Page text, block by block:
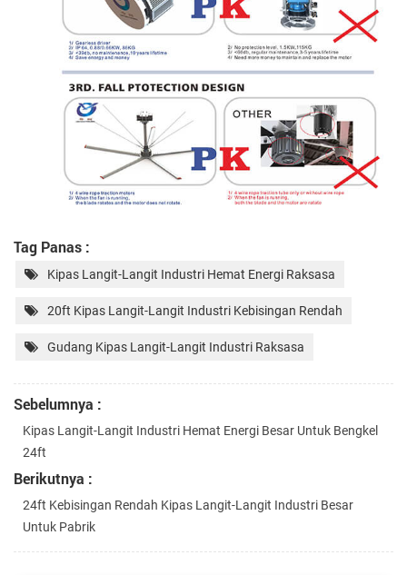
Tag Panas :
Kipas Langit-Langit Industri Hemat Energi Raksasa
20ft Kipas Langit-Langit Industri Kebisingan Rendah
Gudang Kipas Langit-Langit Industri Raksasa
Sebelumnya :
Kipas Langit-Langit Industri Hemat Energi Besar Untuk Bengkel
24ft
Berikutnya :
24ft Kebisingan Rendah Kipas Langit-Langit Industri Besar
Untuk Pabrik